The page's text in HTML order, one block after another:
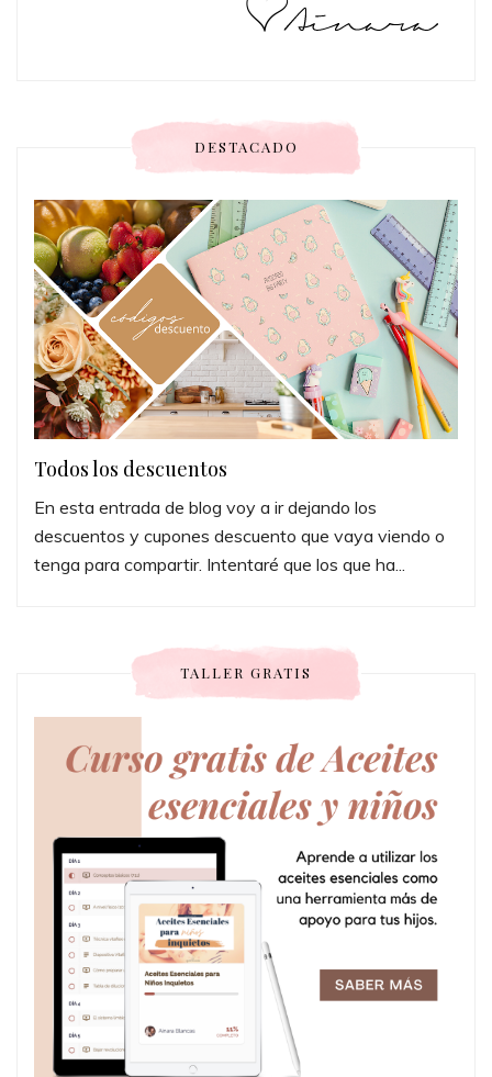
DESTACADO
Todos los descuentos
En esta entrada de blog voy a ir dejando los
descuentos y cupones descuento que vaya viendo o
tenga para compartir. Intentaré que los que ha...
TALLER GRATIS